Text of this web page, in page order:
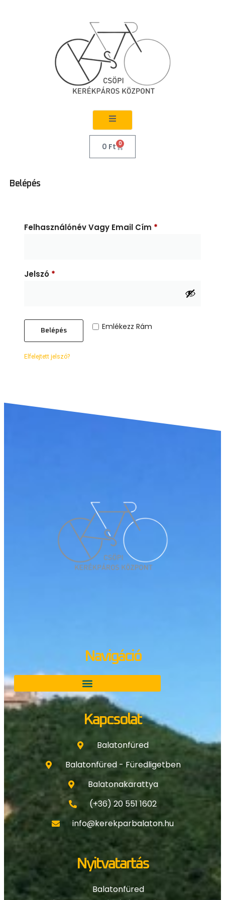
0 Ft 0
Belépés
Felhasználónév Vagy Email Cím *
Jelszó *
Emlékezz Rám
Belépés
Elfelejtett jelszó?
Navigáció
Kapcsolat
Balatonfüred
Balatonfüred - Füredligetben
Balatonakarattya
(+36) 20 551 1602
info@kerekparbalaton.hu
Nyitvatartás
Balatonfüred